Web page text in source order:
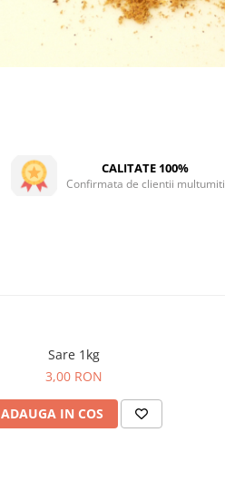
CALITATE 100%
Confirmata de clientii multumiti
Sare 1kg
3,00 RON
ADAUGA IN COS